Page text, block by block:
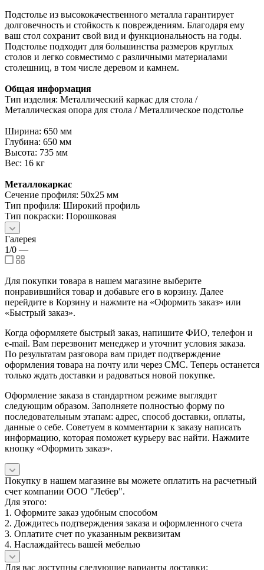
Подстолье из высококачественного металла гарантирует
долговечность и стойкость к повреждениям. Благодаря ему
ваш стол сохранит свой вид и функциональность на годы.
Подстолье подходит для большинства размеров круглых
столов и легко совместимо с различными материалами
столешниц, в том числе деревом и камнем.
Общая информация
Тип изделия: Металлический каркас для стола /
Металлическая опора для стола / Металлическое подстолье
Ширина: 650 мм
Глубина: 650 мм
Высота: 735 мм
Вес: 16 кг
Металлокаркас
Сечение профиля: 50х25 мм
Тип профиля: Широкий профиль
Тип покраски: Порошковая
Галерея
1/0 —
Для покупки товара в нашем магазине выберите
понравившийся товар и добавьте его в корзину. Далее
перейдите в Корзину и нажмите на «Оформить заказ» или
«Быстрый заказ».
Когда оформляете быстрый заказ, напишите ФИО, телефон и
e-mail. Вам перезвонит менеджер и уточнит условия заказа.
По результатам разговора вам придет подтверждение
оформления товара на почту или через СМС. Теперь останется
только ждать доставки и радоваться новой покупке.
Оформление заказа в стандартном режиме выглядит
следующим образом. Заполняете полностью форму по
последовательным этапам: адрес, способ доставки, оплаты,
данные о себе. Советуем в комментарии к заказу написать
информацию, которая поможет курьеру вас найти. Нажмите
кнопку «Оформить заказ».
Покупку в нашем магазине вы можете оплатить на расчетный
счет компании ООО "Лебер".
Для этого:
1. Оформите заказ удобным способом
2. Дождитесь подтверждения заказа и оформленного счета
3. Оплатите счет по указанным реквизитам
4. Наслаждайтесь вашей мебелью
Для вас доступны следующие варианты доставки: